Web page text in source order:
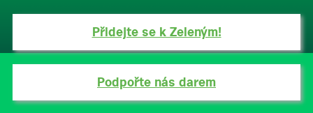
Přidejte se k Zeleným!
Podpořte nás darem